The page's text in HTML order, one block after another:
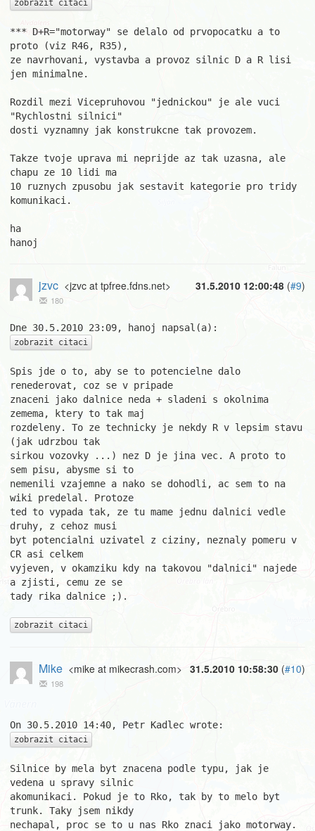
zobrazit citaci
*** D+R="motorway" se delalo od prvopocatku a to
proto (viz R46, R35),
ze navrhovani, vystavba a provoz silnic D a R lisi
jen minimalne.
Rozdil mezi Vicepruhovou "jednickou" je ale vuci
"Rychlostni silnici"
dosti vyznamny jak konstrukcne tak provozem.
Takze tvoje uprava mi neprijde az tak uzasna, ale
chapu ze 10 lidi ma
10 ruznych zpusobu jak sestavit kategorie pro tridy
komunikaci.
ha
hanoj
31.5.2010 12:00:48 (#9)
jzvc <jzvc at tpfree.fdns.net>
180
zobrazit citaci
Spis jde o to, aby se to potencielne dalo
renederovat, coz se v pripade
znaceni jako dalnice neda + sladeni s okolnima
zemema, ktery to tak maj
rozdeleny. To ze technicky je nekdy R v lepsim stavu
(jak udrzbou tak
sirkou vozovky ...) nez D je jina vec. A proto to
sem pisu, abysme si to
nemenili vzajemne a nako se dohodli, ac sem to na
wiki predelal. Protoze
ted to vypada tak, ze tu mame jednu dalnici vedle
druhy, z cehoz musi
byt potencialni uzivatel z ciziny, neznaly pomeru v
CR asi celkem
vyjeven, v okamziku kdy na takovou "dalnici" najede
a zjisti, cemu ze se
tady rika dalnice ;).
zobrazit citaci
31.5.2010 10:58:30 (#10)
Mike <mike at mikecrash.com>
198
zobrazit citaci
Silnice by mela byt znacena podle typu, jak je
vedena u spravy silnic
akomunikaci. Pokud je to Rko, tak by to melo byt
trunk. Taky jsem nikdy
nechapal, proc se to u nas Rko znaci jako motorway.